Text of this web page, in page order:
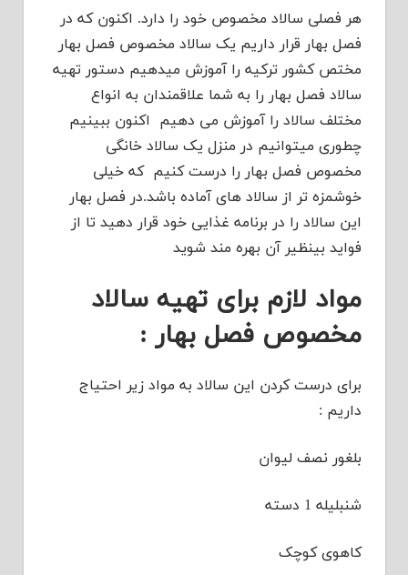
هر فصلی سالاد مخصوص خود را دارد. اکنون که در
فصل بهار قرار داریم یک سالاد مخصوص فصل بهار
مختص کشور ترکیه را آموزش میدهیم دستور تهیه
سالاد فصل بهار را به شما علاقمندان به انواع
مختلف سالاد را آموزش می دهیم اکنون ببینیم
چطوری میتوانیم در منزل یک سالاد خانگی
مخصوص فصل بهار را درست کنیم که خیلی
خوشمزه تر از سالاد های آماده باشد.در فصل بهار
این سالاد را در برنامه غذایی خود قرار دهید تا از
فواید بینظیر آن بهره مند شوید
مواد لازم برای تهیه سالاد
مخصوص فصل بهار :
برای درست کردن این سالاد به مواد زیر احتیاج
داریم :
بلغور نصف لیوان
شنبلیله 1 دسته
کاهوی کوچک